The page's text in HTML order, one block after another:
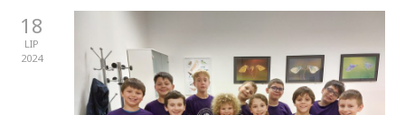
18
LIP
2024